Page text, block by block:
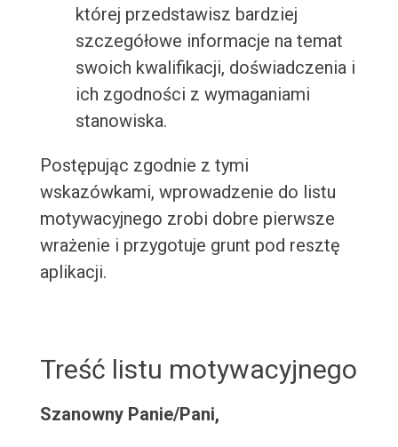
której przedstawisz bardziej
szczegółowe informacje na temat
swoich kwalifikacji, doświadczenia i
ich zgodności z wymaganiami
stanowiska.
Postępując zgodnie z tymi
wskazówkami, wprowadzenie do listu
motywacyjnego zrobi dobre pierwsze
wrażenie i przygotuje grunt pod resztę
aplikacji.
Treść listu motywacyjnego
Szanowny Panie/Pani,